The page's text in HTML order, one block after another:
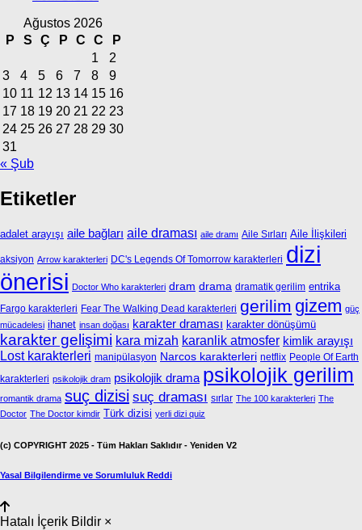
Ağustos 2026
P
S Ç P C C
P
1
2
3
4 5 6 7 8
9
10 11 12 13 14 15 16
17 18 19 20 21 22 23
24 25 26 27 28 29 30
31
« Şub
Etiketler
adalet arayışı aile bağları aile draması aile dramı Aile Sırları Aile İlişkileri
aksiyon Arrow karakterleri DC's Legends Of Tomorrow karakterleri dizi
önerisi Doctor Who karakterleri dram drama dramatik gerilim entrika
Fargo karakterleri Fear The Walking Dead karakterleri gerilim gizem güç
mücadelesi ihanet insan doğası karakter draması karakter dönüşümü
karakter gelişimi kara mizah karanlik atmosfer kimlik arayışı
Lost karakterleri manipülasyon Narcos karakterleri netflix People Of Earth
karakterleri psikolojik dram psikolojik drama psikolojik gerilim
romantik drama suç dizisi suç draması sırlar The 100 karakterleri The
Doctor The Doctor kimdir Türk dizisi yerli dizi quiz
(c) COPYRIGHT 2025 - Tüm Hakları Saklıdır - Yeniden V2
Yasal Bilgilendirme ve Sorumluluk Reddi
Hatalı İçerik Bildir ×